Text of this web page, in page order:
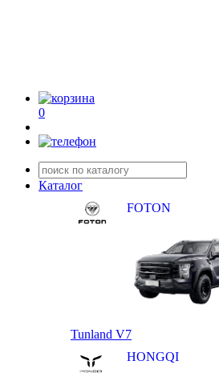
0
Каталог
FOTON
Tunland V7
HONGQI